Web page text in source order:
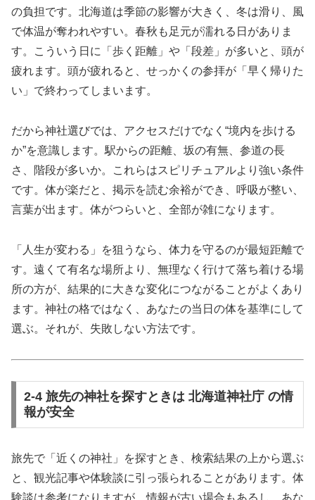
の負担です。北海道は季節の影響が大きく、冬は滑り、風
で体温が奪われやすい。春秋も足元が濡れる日がありま
す。こういう日に「歩く距離」や「段差」が多いと、頭が
疲れます。頭が疲れると、せっかくの参拝が「早く帰りた
い」で終わってしまいます。
だから神社選びでは、アクセスだけでなく“境内を歩ける
か”を意識します。駅からの距離、坂の有無、参道の長
さ、階段が多いか。これらはスピリチュアルより強い条件
です。体が楽だと、掲示を読む余裕ができ、呼吸が整い、
言葉が出ます。体がつらいと、全部が雑になります。
「人生が変わる」を狙うなら、体力を守るのが最短距離で
す。遠くて有名な場所より、無理なく行けて落ち着ける場
所の方が、結果的に大きな変化につながることがよくあり
ます。神社の格ではなく、あなたの当日の体を基準にして
選ぶ。それが、失敗しない方法です。
2-4 旅先の神社を探すときは 北海道神社庁 の情
報が安全
旅先で「近くの神社」を探すとき、検索結果の上から選ぶ
と、観光記事や体験談に引っ張られることがあります。体